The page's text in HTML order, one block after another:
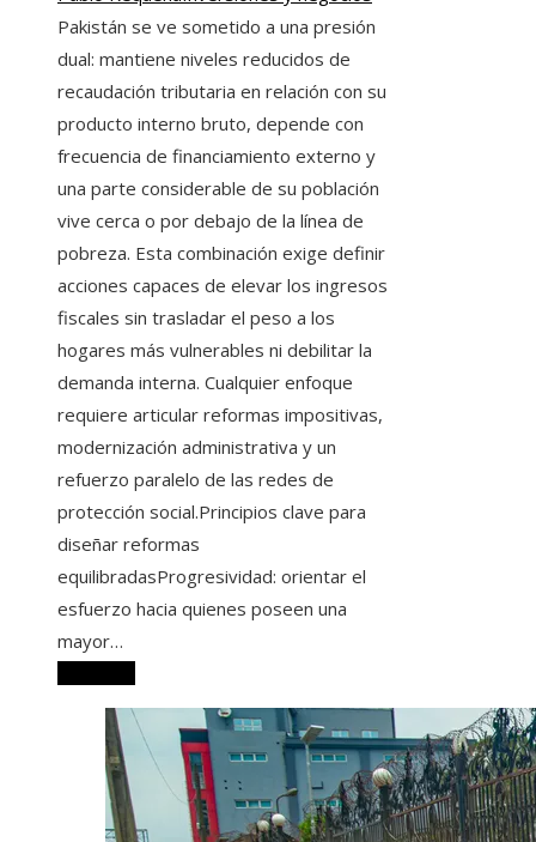
Pakistán se ve sometido a una presión
dual: mantiene niveles reducidos de
recaudación tributaria en relación con su
producto interno bruto, depende con
frecuencia de financiamiento externo y
una parte considerable de su población
vive cerca o por debajo de la línea de
pobreza. Esta combinación exige definir
acciones capaces de elevar los ingresos
fiscales sin trasladar el peso a los
hogares más vulnerables ni debilitar la
demanda interna. Cualquier enfoque
requiere articular reformas impositivas,
modernización administrativa y un
refuerzo paralelo de las redes de
protección social.Principios clave para
diseñar reformas
equilibradasProgresividad: orientar el
esfuerzo hacia quienes poseen una
mayor…